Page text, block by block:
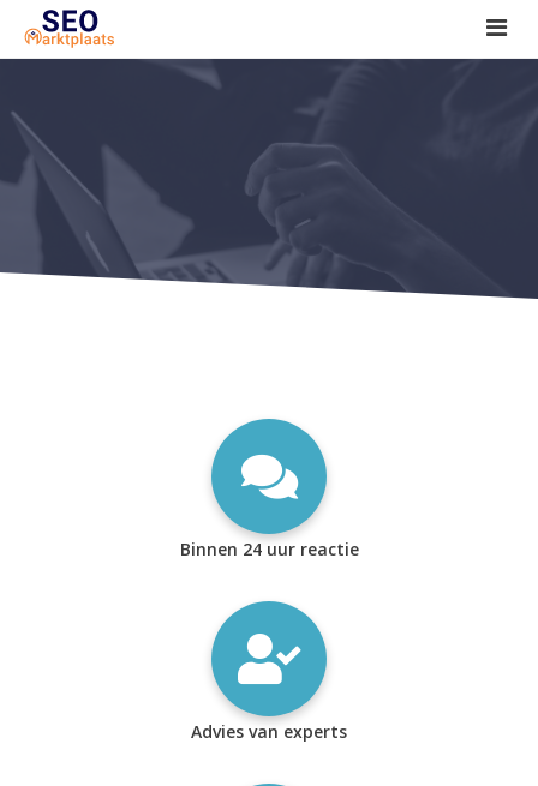
SEO tools reviews
Marketeer bij jou in de buurt?
Offerte
1. Seo voor beginners +
2. Onderzoeken +
Binnen 24 uur reactie
Advies van experts